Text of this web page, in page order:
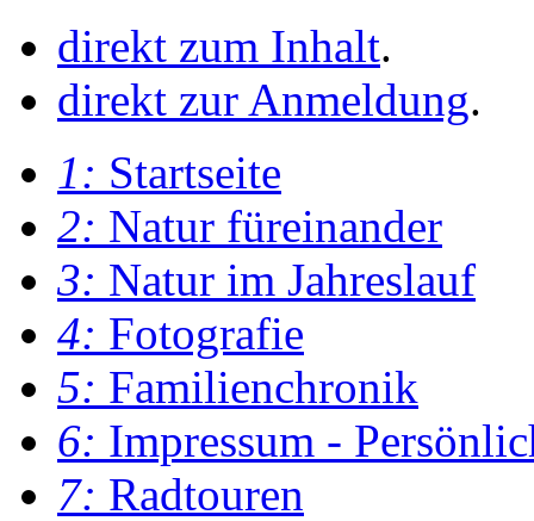
direkt zum Inhalt.
direkt zur Anmeldung.
1: Startseite
2: Natur füreinander
3: Natur im Jahreslauf
4: Fotografie
5: Familienchronik
6: Impressum -
7: Radtouren